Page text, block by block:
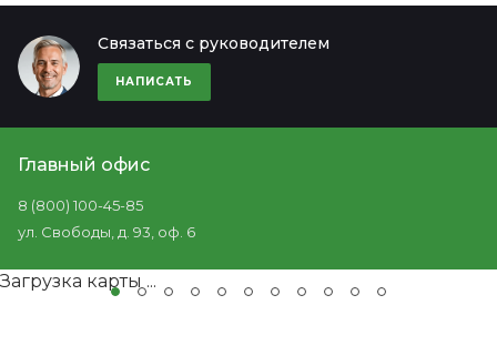
Связаться с руководителем
НАПИСАТЬ
Главный офис
8 (800) 100-45-85
ул. Свободы, д. 93, оф. 6
Загрузка карты ...